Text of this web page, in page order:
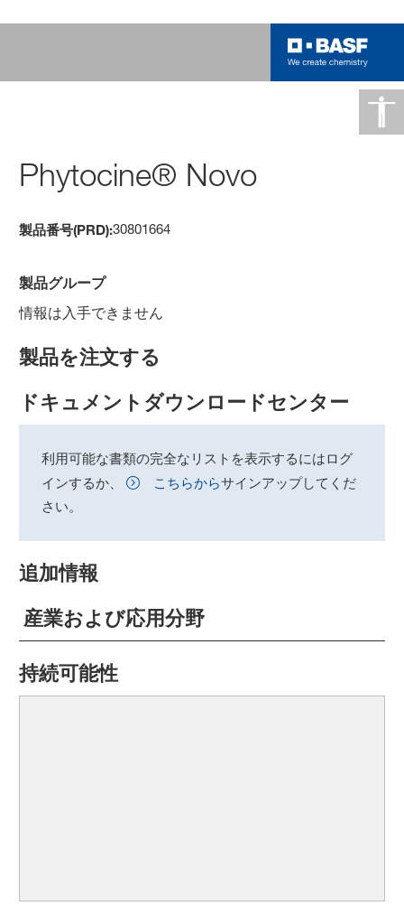
Phytocine® Novo
製品番号(PRD):30801664
製品グループ
情報は入手できません
製品を注文する
ドキュメントダウンロードセンター
利用可能な書類の完全なリストを表示するにはログ
インするか、
こちらからサインアップしてくだ
さい。
追加情報
産業および応用分野
持続可能性